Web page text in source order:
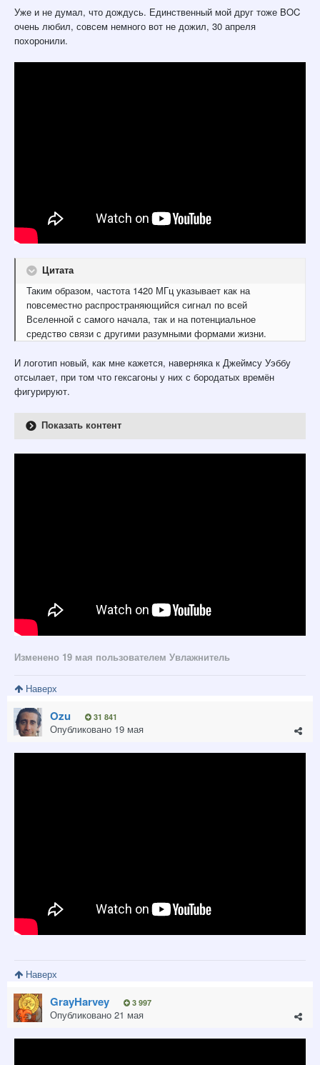
Уже и не думал, что дождусь. Единственный мой друг тоже BOC
очень любил, совсем немного вот не дожил, 30 апреля
похоронили.
Цитата
Таким образом, частота 1420 МГц указывает как на
повсеместно распространяющийся сигнал по всей
Вселенной с самого начала, так и на потенциальное
средство связи с другими разумными формами жизни.
И логотип новый, как мне кажется, наверняка к Джеймсу Уэббу
отсылает, при том что гексагоны у них с бородатых времён
фигурируют.
Показать контент
Изменено 19 мая пользователем Увлажнитель
Наверх
Ozu 31 841
Опубликовано 19 мая
Наверх
GrayHarvey 3 997
Опубликовано 21 мая